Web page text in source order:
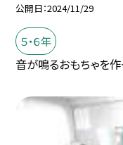
公開日 2024/11/29
５・６年
音が鳴るおもちゃを